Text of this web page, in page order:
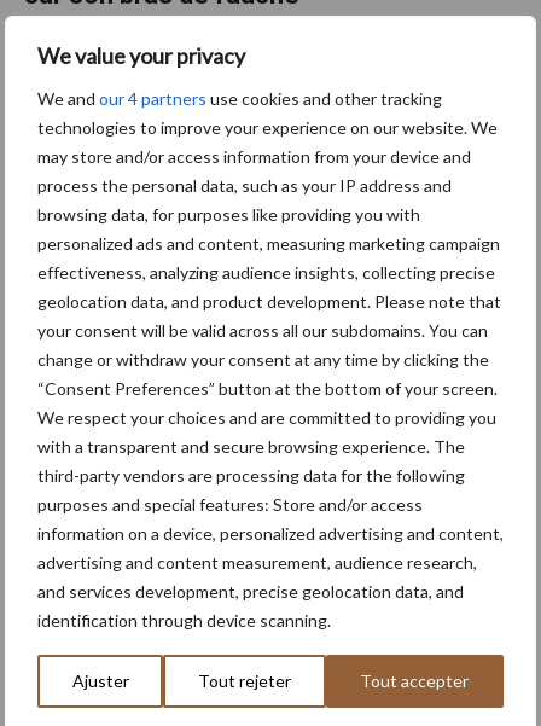
We value your privacy
We and our 4 partners use cookies and other tracking
technologies to improve your experience on our website. We
may store and/or access information from your device and
process the personal data, such as your IP address and
browsing data, for purposes like providing you with
personalized ads and content, measuring marketing campaign
effectiveness, analyzing audience insights, collecting precise
geolocation data, and product development. Please note that
your consent will be valid across all our subdomains. You can
change or withdraw your consent at any time by clicking the
“Consent Preferences” button at the bottom of your screen.
We respect your choices and are committed to providing you
with a transparent and secure browsing experience. The
third-party vendors are processing data for the following
purposes and special features: Store and/or access
information on a device, personalized advertising and content,
advertising and content measurement, audience research,
and services development, precise geolocation data, and
identification through device scanning.
Ajuster Tout rejeter Tout accepter
Pierre-Yves Ravet a récemment mis en service son nouveau
entretenir des haies et broyer des accotements. La particularité
Thomas
Hoogwe
rkers et
Ufkes
Greente
c
unissent
leurs
forces
3 décembre 2025
Thomas Hoogwerkers et Ufkes Greentec s'associent. À compter
du permier janvier 2026, Thomas Hoogwerkers poursuivra ses
activités sous le nouveau nom Thomas & Ufkes BV. Cette étape
permet aux deux entreprises d'unir leurs ...Lees meer